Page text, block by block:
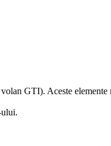
GTI). Aceste